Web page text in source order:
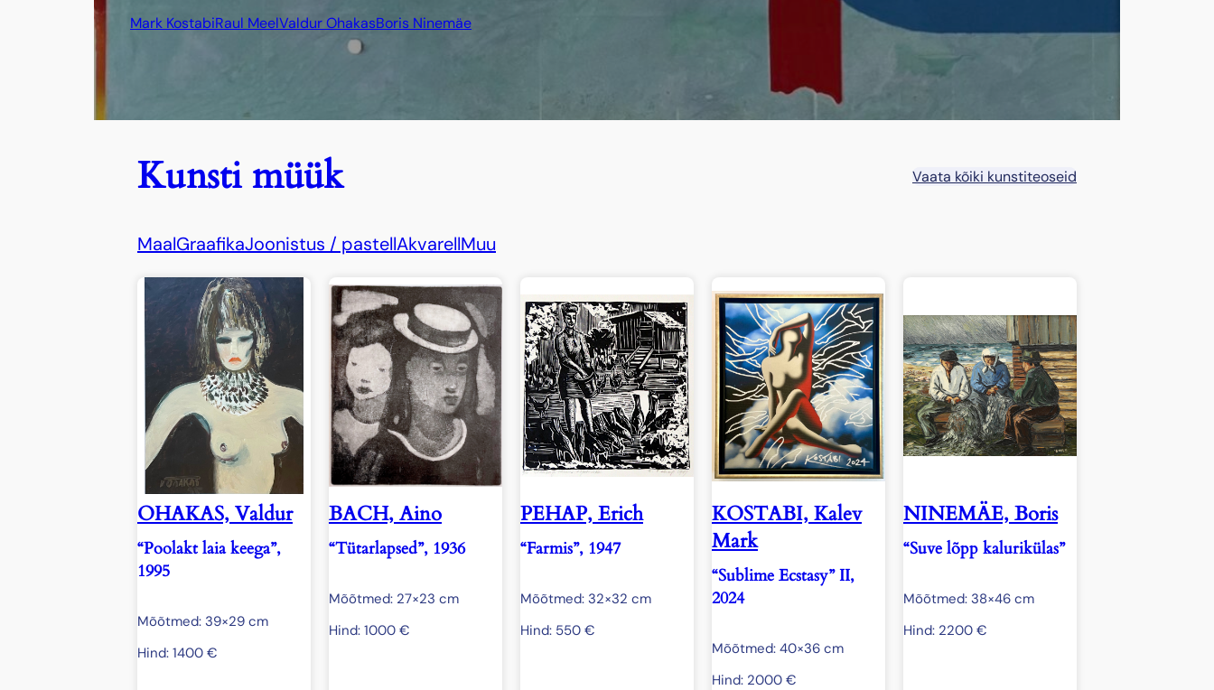
Mark KostabiRaul MeelValdur OhakasBoris Ninemäe
Kunsti müük Vaata kõiki kunstiteoseid
MaalGraafikaJoonistus / pastellAkvarellMuu
OHAKAS, Valdur
“Poolakt laia keega”,
1995
Mõõtmed: 39×29 cm
Hind: 1400 €
BACH, Aino
“Tütarlapsed”, 1936
Mõõtmed: 27×23 cm
Hind: 1000 €
PEHAP, Erich
“Farmis”, 1947
Mõõtmed: 32×32 cm
Hind: 550 €
KOSTABI, Kalev
Mark
“Sublime Ecstasy” II,
2024
Mõõtmed: 40×36 cm
Hind: 2000 €
NINEMÄE, Boris
“Suve lõpp kalurikülas”
Mõõtmed: 38×46 cm
Hind: 2200 €